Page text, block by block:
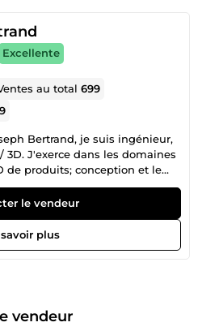
Excellente
au total699
Bertrand, je suis ingénieur,
J'exerce dans les domaines
d'images produit de qualité
d'images de fiche produit
A+ / EBC ); création de Manuel
création de catalogue
d'images grâce à
et les intelligences
vous recherchez des
le vendeur
plus
vendeur